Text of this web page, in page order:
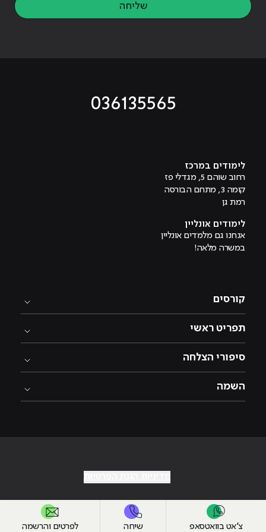
שליחה
036135565
לימודים במרכז
רחוב שוהם 5, מגדלי פז
קומה 3, מתחם הבורסה
רמת גן
לימודים אונליין
אנחנו גם מלמדים אונליין
במשרה מלאה!
קורסים
תפריט ראשי
סיפורי הצלחה
השמה
צ׳אט בוואטסאפ שיחה לפרטים והרשמה